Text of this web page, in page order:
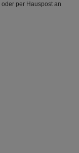
per Hauspost an